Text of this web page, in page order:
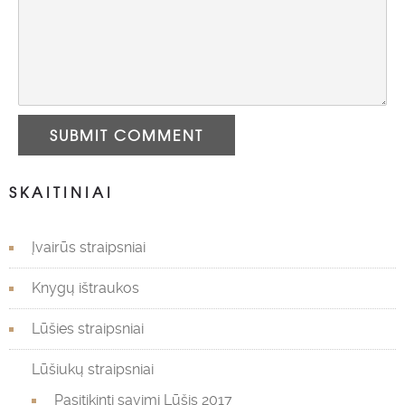
SUBMIT COMMENT
SKAITINIAI
Įvairūs straipsniai
Knygų ištraukos
Lūšies straipsniai
Lūšiukų straipsniai
Pasitikinti savimi Lūšis 2017